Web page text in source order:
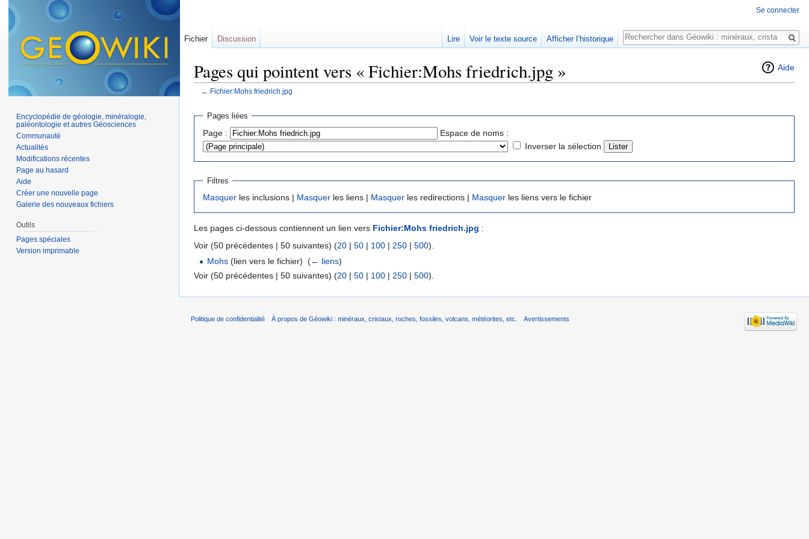
Aide
Pages qui pointent vers « Fichier:Mohs friedrich.jpg »
← Fichier:Mohs friedrich.jpg
Pages liées
Page :
Espace de noms :
Inverser la sélection
Filtres
Masquer les inclusions | Masquer les liens | Masquer les redirections | Masquer les liens vers le fichier
Les pages ci-dessous contiennent un lien vers Fichier:Mohs friedrich.jpg :
Voir (50 précédentes | 50 suivantes) (20 | 50 | 100 | 250 | 500).
Mohs (lien vers le fichier) ‎(← liens)
Voir (50 précédentes | 50 suivantes) (20 | 50 | 100 | 250 | 500).
Se connecter
Fichier Discussion Lire Voir le texte source Afficher l’historique
Rechercher
Encyclopédie de géologie, minéralogie,
paléontologie et autres Géosciences
Communauté
Actualités
Modifications récentes
Page au hasard
Aide
Créer une nouvelle page
Galerie des nouveaux fichiers
Outils
Pages spéciales
Version imprimable
Politique de confidentialité À propos de Géowiki : minéraux, cristaux, roches, fossiles, volcans, météorites, etc. Avertissements